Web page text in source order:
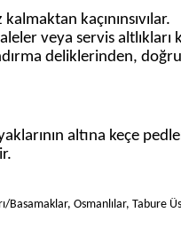
kaçınınsıvılar.
veya servis altlıkları
deliklerinden,
altına keçe
Basamaklar, Osmanlılar, Tabure